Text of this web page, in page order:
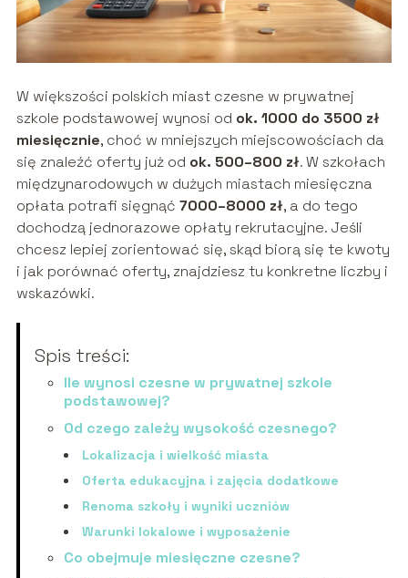
W większości polskich miast czesne w prywatnej
szkole podstawowej wynosi od ok. 1000 do 3500 zł
miesięcznie, choć w mniejszych miejscowościach da
się znaleźć oferty już od ok. 500–800 zł. W szkołach
międzynarodowych w dużych miastach miesięczna
opłata potrafi sięgnąć 7000–8000 zł, a do tego
dochodzą jednorazowe opłaty rekrutacyjne. Jeśli
chcesz lepiej zorientować się, skąd biorą się te kwoty
i jak porównać oferty, znajdziesz tu konkretne liczby i
wskazówki.
Spis treści:
Ile wynosi czesne w prywatnej szkole
podstawowej?
Od czego zależy wysokość czesnego?
Lokalizacja i wielkość miasta
Oferta edukacyjna i zajęcia dodatkowe
Renoma szkoły i wyniki uczniów
Warunki lokalowe i wyposażenie
Co obejmuje miesięczne czesne?